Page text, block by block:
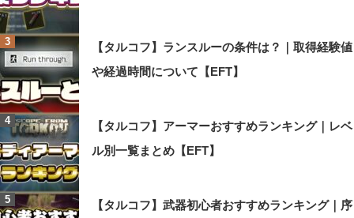
【タルコフ】ランスルーの条件は？｜取得経験値
や経過時間について【EFT】
【タルコフ】アーマーおすすめランキング｜レベ
ル別一覧まとめ【EFT】
【タルコフ】武器初心者おすすめランキング｜序